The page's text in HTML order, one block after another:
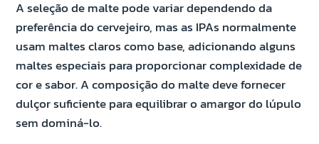
A seleção de malte pode variar dependendo da
preferência do cervejeiro, mas as IPAs normalmente
usam maltes claros como base, adicionando alguns
maltes especiais para proporcionar complexidade de
cor e sabor. A composição do malte deve fornecer
dulçor suficiente para equilibrar o amargor do lúpulo
sem dominá-lo.